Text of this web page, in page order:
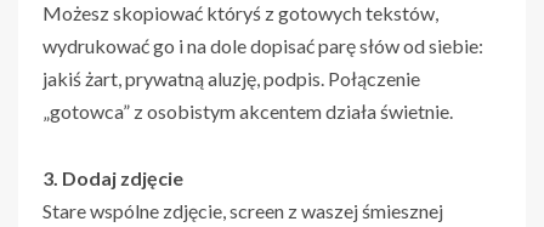
Możesz skopiować któryś z gotowych tekstów,
wydrukować go i na dole dopisać parę słów od siebie:
jakiś żart, prywatną aluzję, podpis. Połączenie
„gotowca” z osobistym akcentem działa świetnie.
3. Dodaj zdjęcie
Stare wspólne zdjęcie, screen z waszej śmiesznej